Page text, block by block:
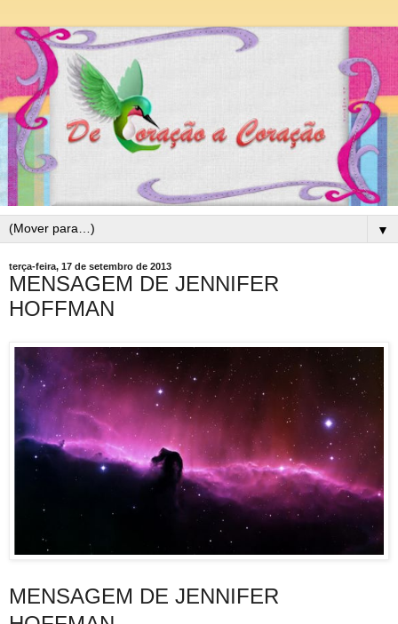
▼
terça-feira, 17 de setembro de 2013
MENSAGEM DE JENNIFER
HOFFMAN
MENSAGEM DE JENNIFER